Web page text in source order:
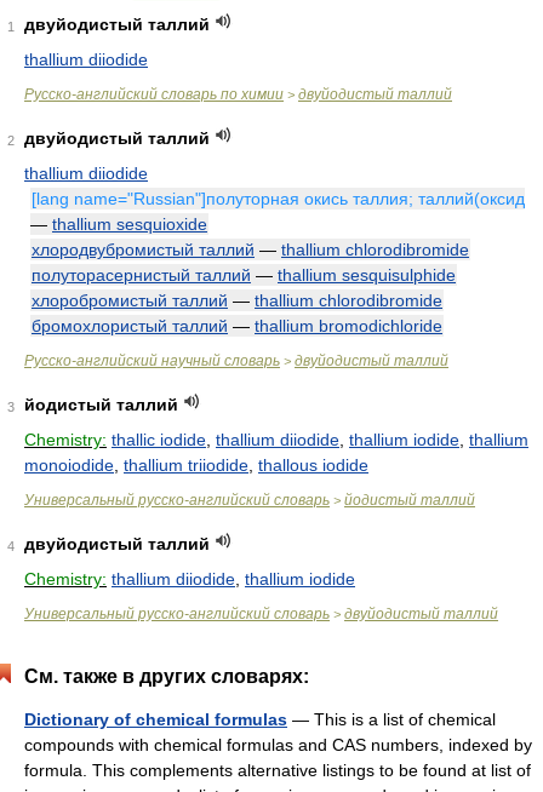
1
двуйодистый таллий
thallium diiodide
Русско-английский словарь по химии > двуйодистый таллий
2
двуйодистый таллий
thallium diiodide
[lang name="Russian"]полуторная окись таллия; таллий(оксид
— thallium sesquioxide
хлородвубромистый таллий — thallium chlorodibromide
полуторасернистый таллий — thallium sesquisulphide
хлоробромистый таллий — thallium chlorodibromide
бромохлористый таллий — thallium bromodichloride
Русско-английский научный словарь > двуйодистый таллий
3
йодистый таллий
Chemistry: thallic iodide thallium diiodide thallium iodide thallium
monoiodide thallium triiodide thallous iodide
Универсальный русско-английский словарь > йодистый таллий
4
двуйодистый таллий
Chemistry: thallium diiodide thallium iodide
Универсальный русско-английский словарь > двуйодистый таллий
См. также в других словарях:
Dictionary of chemical formulas — This is a list of chemical
compounds with chemical formulas and CAS numbers, indexed by
formula. This complements alternative listings to be found at list of